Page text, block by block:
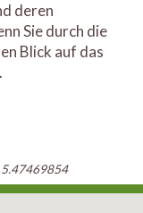
deren
Sie durch die
Blick auf das